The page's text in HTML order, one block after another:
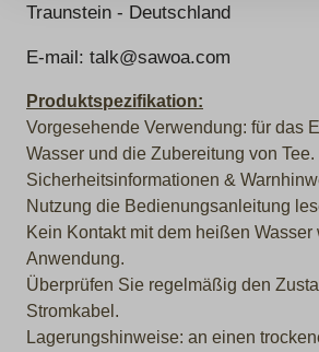
Traunstein - Deutschland
E-mail: talk@sawoa.com
Produktspezifikation:
Vorgesehende Verwendung: für das
Wasser und die Zubereitung von Tee.
Sicherheitsinformationen &
Nutzung die Bedienungsanleitung
Kein Kontakt mit dem heißen Wasser
Anwendung.
Überprüfen Sie regelmäßig den
Stromkabel.
Lagerungshinweise: an einen